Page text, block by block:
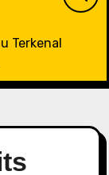
Terkenal